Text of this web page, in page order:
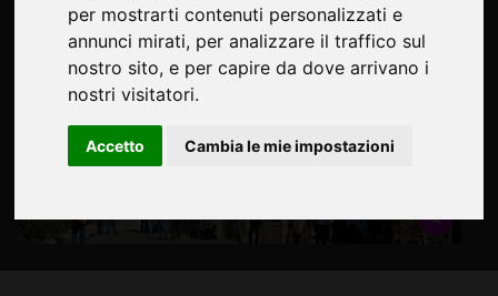
per mostrarti contenuti personalizzati e
annunci mirati, per analizzare il traffico sul
nostro sito, e per capire da dove arrivano i
nostri visitatori.
Accetto Cambia le mie impostazioni